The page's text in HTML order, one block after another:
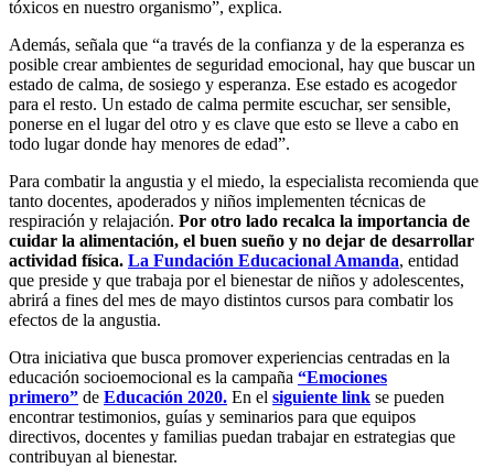
tóxicos en nuestro organismo”, explica.
Además, señala que “a través de la confianza y de la esperanza es
posible crear ambientes de seguridad emocional, hay que buscar un
estado de calma, de sosiego y esperanza. Ese estado es acogedor
para el resto. Un estado de calma permite escuchar, ser sensible,
ponerse en el lugar del otro y es clave que esto se lleve a cabo en
todo lugar donde hay menores de edad”.
Para combatir la angustia y el miedo, la especialista recomienda que
tanto docentes, apoderados y niños implementen técnicas de
respiración y relajación. Por otro lado recalca la importancia de
cuidar la alimentación, el buen sueño y no dejar de desarrollar
actividad física. La Fundación Educacional Amanda, entidad
que preside y que trabaja por el bienestar de niños y adolescentes,
abrirá a fines del mes de mayo distintos cursos para combatir los
efectos de la angustia.
Otra iniciativa que busca promover experiencias centradas en la
educación socioemocional es la campaña “Emociones
primero” de Educación 2020. En el siguiente link se pueden
encontrar testimonios, guías y seminarios para que equipos
directivos, docentes y familias puedan trabajar en estrategias que
contribuyan al bienestar.